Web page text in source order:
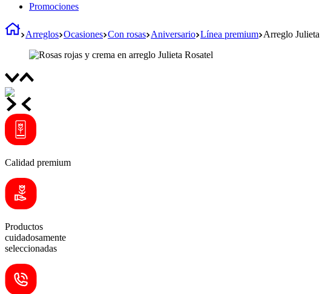
Promociones
Arreglos Ocasiones Con rosas Aniversario Línea premium Arreglo Julieta
Calidad premium
Productos
cuidadosamente
seleccionadas